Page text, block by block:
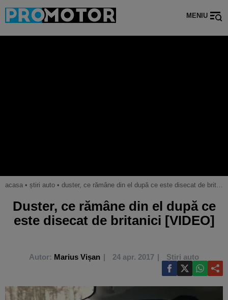
MENIU
acasa • știri auto • duster, ce rămâne din el după ce este disecat de britanici [video]
Duster, ce rămâne din el după ce
este disecat de britanici [VIDEO]
Autor: Marius Vișan 24 apr. 2017 Știri auto